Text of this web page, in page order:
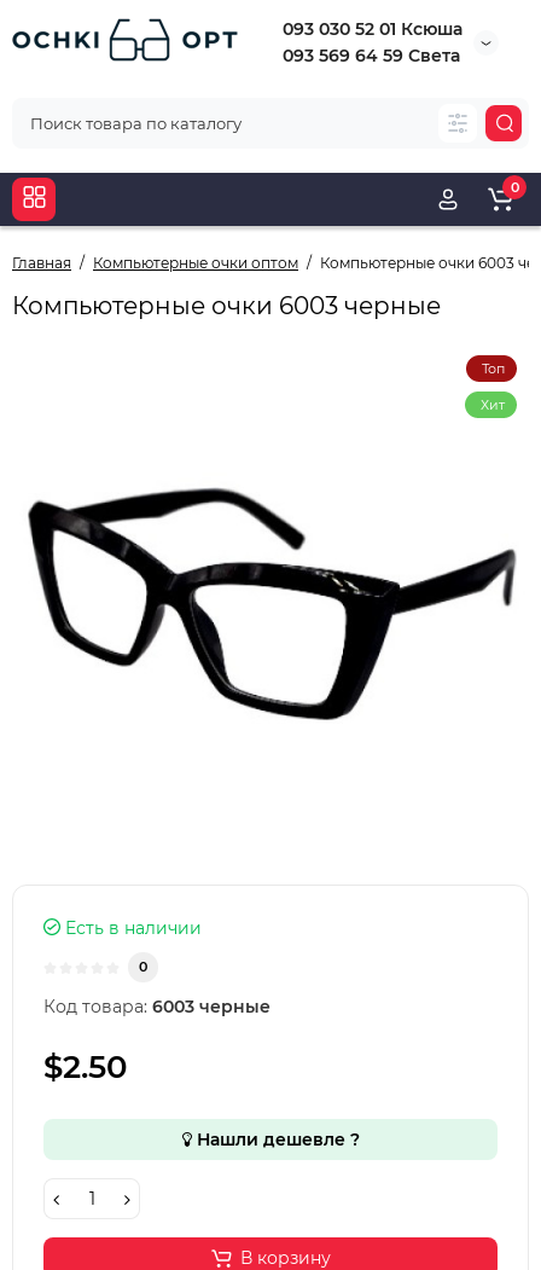
093 030 52 01 Ксюша
093 569 64 59 Света
0
Главная Компьютерные очки оптом Компьютерные очки 6003
Компьютерные очки 6003 черные
Топ
Хит
Есть в наличии
0
Код товара: 6003 черные
$2.50
Нашли дешевле ?
В корзину